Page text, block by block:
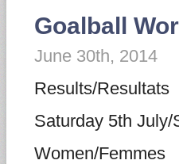
Goalball
June 30th, 2014
Results/Resultats
Saturday 5th
Women/Femmes